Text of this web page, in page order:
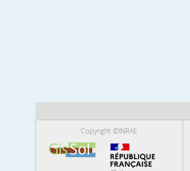
Copyright ©INRAE